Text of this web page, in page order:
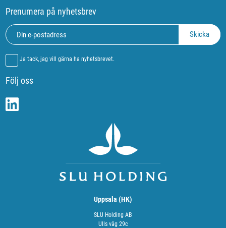
Prenumera på nyhetsbrev
Ja tack, jag vill gärna ha nyhetsbrevet.
Följ oss
Uppsala (HK)
SLU Holding AB
Ulls väg 29c